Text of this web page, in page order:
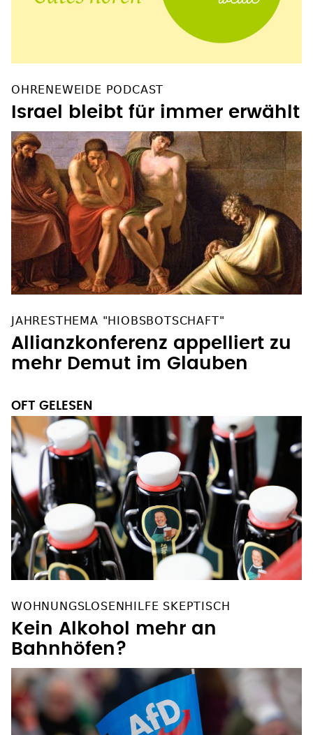
OHRENEWEIDE PODCAST
Israel bleibt für immer erwählt
JAHRESTHEMA "HIOBSBOTSCHAFT"
Allianzkonferenz appelliert zu
mehr Demut im Glauben
OFT GELESEN
WOHNUNGSLOSENHILFE SKEPTISCH
Kein Alkohol mehr an
Bahnhöfen?